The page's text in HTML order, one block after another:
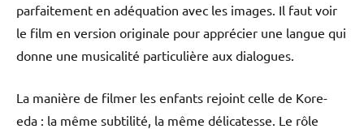
parfaitement en adéquation avec les images. Il faut voir
le film en version originale pour apprécier une langue qui
donne une musicalité particulière aux dialogues.
La manière de filmer les enfants rejoint celle de Kore-
eda : la même subtilité, la même délicatesse. Le rôle